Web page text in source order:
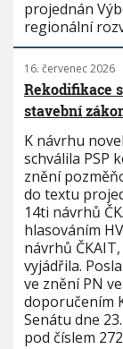
projednán
regionální
16. červenec 2026
Rekodifikace
stavební
K návrhu
schválila PSP
znění
do textu
14ti návrhů
hlasováním
návrhů
vyjádřila.
ve znění PN
doporučením
Senátu dne
pod číslem